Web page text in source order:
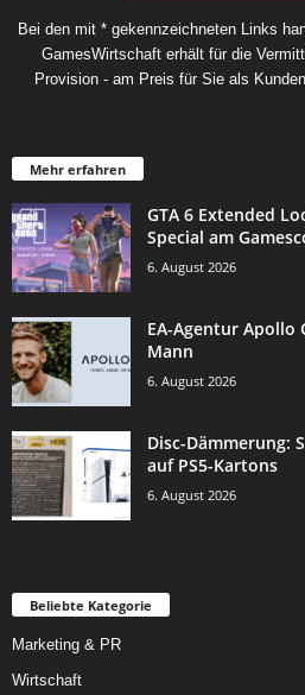
Bei den mit * gekennzeichneten Links
GamesWirtschaft erhält für die
Provision - am Preis für Sie als
Mehr erfahren
GTA 6 Extended
Special am
6. August 2026
EA-Agentur Apollo
Mann
6. August 2026
Disc-Dämmerung:
auf PS5-Kartons
6. August 2026
Beliebte Kategorie
Marketing & PR
Wirtschaft